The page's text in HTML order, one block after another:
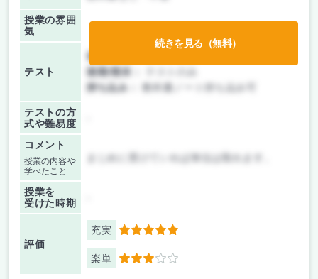
授業の雰囲
気
テスト
前期/中間：
後期/期末：
持ち込み：
教科書ノート持ち込み可
テストの方
式や難易度
コメント
授業の内容や
学べたこと
授業を
受けた時期
評価
充実 5
楽単 3
続きを見る（無料）